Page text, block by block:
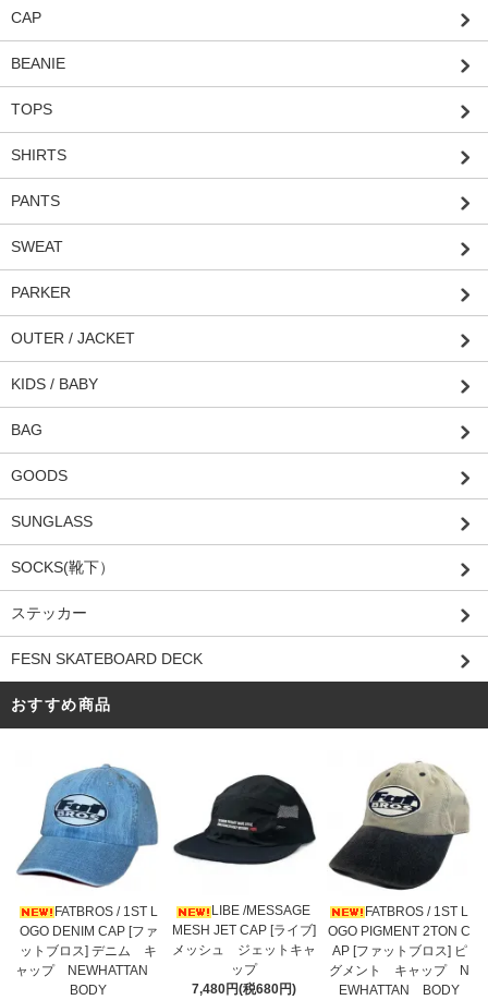
CAP
BEANIE
TOPS
SHIRTS
PANTS
SWEAT
PARKER
OUTER / JACKET
KIDS / BABY
BAG
GOODS
SUNGLASS
SOCKS(靴下）
ステッカー
FESN SKATEBOARD DECK
おすすめ商品
FATBROS / 1ST L
OGO DENIM CAP [ファ
ットブロス] デニム キ
ャップ NEWHATTAN
BODY
LIBE /MESSAGE
MESH JET CAP [ライブ]
メッシュ ジェットキャ
ップ
7,480円(税680円)
FATBROS / 1ST L
OGO PIGMENT 2TON C
AP [ファットブロス] ピ
グメント キャップ N
EWHATTAN BODY